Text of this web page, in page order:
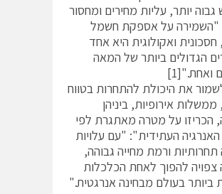
גבוה יותר, עליות מחירים ומחסור
"השמירה על אספקת חשמל
חסכונית ואקולוגית היא אחד
הגדולים ביותר של המאה
ואחת."[1]
את היכולת להתחרות בטווח
אירופיות, ביניהן
הכריזו על מטרה מאתגרת לפי
העתידית": "עם עלויות
תחרותיות ורמת מחייה גבוהה,
צפויה להפוך לאחת הכלכלות
ביותר בעולם מבחינה אנרגטית."